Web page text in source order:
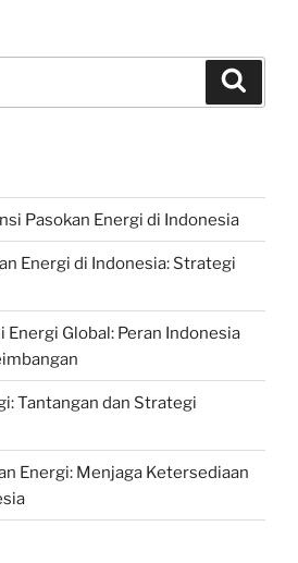
Pasokan Energi di Indonesia
Energi di Indonesia: Strategi
Global: Peran Indonesia
Tantangan dan Strategi
Energi: Menjaga Ketersediaan